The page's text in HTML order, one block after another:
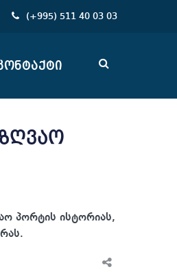
(+995) 511 40 03 03
პორტის ისტორიას,